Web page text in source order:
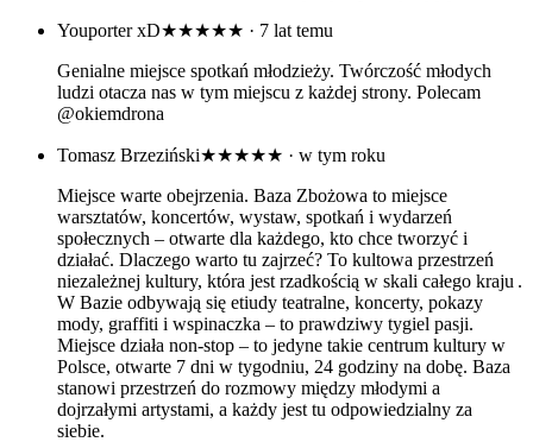
Youporter xD★★★★★ · 7 lat temu
Genialne miejsce spotkań młodzieży. Twórczość młodych
ludzi otacza nas w tym miejscu z każdej strony. Polecam
@okiemdrona
Tomasz Brzeziński★★★★★ · w tym roku
Miejsce warte obejrzenia. Baza Zbożowa to miejsce
warsztatów, koncertów, wystaw, spotkań i wydarzeń
społecznych – otwarte dla każdego, kto chce tworzyć i
działać. Dlaczego warto tu zajrzeć? To kultowa przestrzeń
niezależnej kultury, która jest rzadkością w skali całego kraju .
W Bazie odbywają się etiudy teatralne, koncerty, pokazy
mody, graffiti i wspinaczka – to prawdziwy tygiel pasji.
Miejsce działa non-stop – to jedyne takie centrum kultury w
Polsce, otwarte 7 dni w tygodniu, 24 godziny na dobę. Baza
stanowi przestrzeń do rozmowy między młodymi a
dojrzałymi artystami, a każdy jest tu odpowiedzialny za
siebie.